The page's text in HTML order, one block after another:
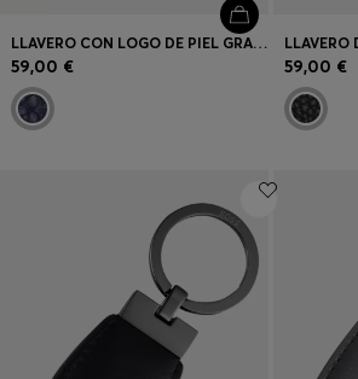
LLAVERO CON LOGO DE PIEL GRANULADA AZUL MARINO Y LATÓN
59,00 € 59,00 €